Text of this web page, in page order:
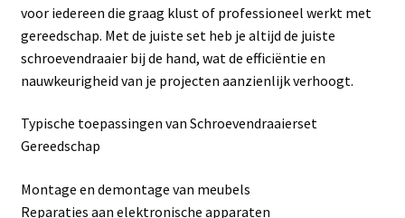
Contact
Klantenservice
Linkpartners
voor iedereen die graag klust of professioneel werkt met
gereedschap. Met de juiste set heb je altijd de juiste
schroevendraaier bij de hand, wat de efficiëntie en
nauwkeurigheid van je projecten aanzienlijk verhoogt.
Typische toepassingen van Schroevendraaierset
Gereedschap
Montage en demontage van meubels
Reparaties aan elektronische apparaten